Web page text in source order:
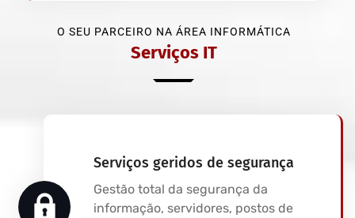
O SEU PARCEIRO NA ÁREA INFORMÁTICA
Serviços IT
Serviços geridos de segurança
Gestão total da segurança da
informação, servidores, postos de